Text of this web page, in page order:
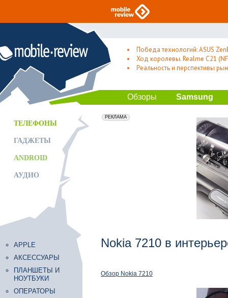
Победа технологий: ASUS
Ход королевы. Realme C21
Реальность и перспективы
Обзоры Samsung
ТЕЛЕФОНЫ
ГАДЖЕТЫ
ANDROID
АУДИО
APPLE
АКСЕССУАРЫ
ПЛАНШЕТЫ И
НОУТБУКИ
ОПЕРАТОРЫ
erid: 2VfnxxmNzs5
РЕКЛАМА
Nokia 7210 в
Обзор Nokia 7210